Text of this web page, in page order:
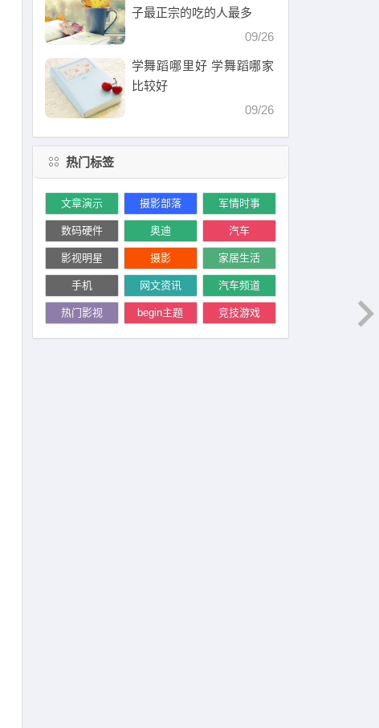
子最正宗的吃的人最多
09/26
学舞蹈哪里好 学舞蹈哪家
比较好
09/26
热门标签
文章演示 摄影部落 军情时事
数码硬件 奥迪 汽车
影视明星 摄影 家居生活
手机 网文资讯 汽车频道
热门影视 begin主题 竞技游戏